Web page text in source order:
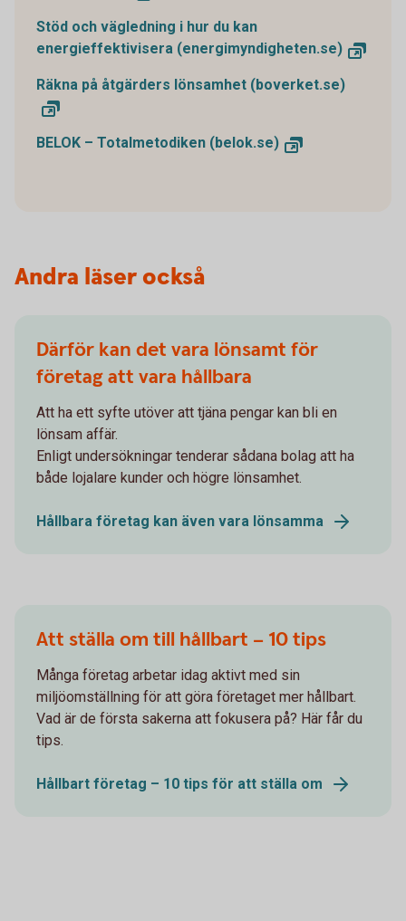
Stöd och vägledning i hur du kan
energieffektivisera (energimyndigheten.se)
Räkna på åtgärders lönsamhet (boverket.se)
BELOK – Totalmetodiken (belok.se)
Andra läser också
Därför kan det vara lönsamt för
företag att vara hållbara
Att ha ett syfte utöver att tjäna pengar kan bli en
lönsam affär.
Enligt undersökningar tenderar sådana bolag att ha
både lojalare kunder och högre lönsamhet.
Hållbara företag kan även vara lönsamma
Att ställa om till hållbart – 10 tips
Många företag arbetar idag aktivt med sin
miljöomställning för att göra företaget mer hållbart.
Vad är de första sakerna att fokusera på? Här får du
tips.
Hållbart företag – 10 tips för att ställa om